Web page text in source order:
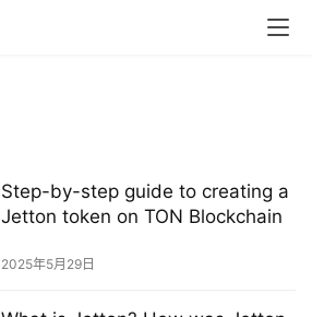
Step-by-step guide to creating a
Jetton token on TON Blockchain
2025年5月29日